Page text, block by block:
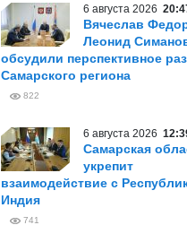
6 августа 2026
Вячеслав
Леонид
обсудили перспективное
Самарского региона
822
6 августа 2026
Самарская
укрепит
взаимодействие с
Индия
741